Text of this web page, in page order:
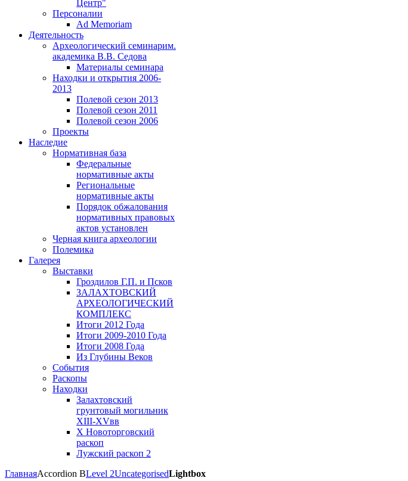
Центр"
Персоналии
Ad Memoriam
Деятельность
Археологический семинарим.
академика В.В. Седова
Материалы семинара
Находки и открытия 2006-
2013
Полевой сезон 2013
Полевой сезон 2011
Полевой сезон 2006
Проекты
Наследие
Нормативная база
Федеральные
нормативные акты
Региональные
нормативные акты
Порядок обжалования
нормативных правовых
актов установлен
Черная книга археологии
Полемика
Галерея
Выставки
Гроздилов Г.П. и Псков
ЗАЛАХТОВСКИЙ
АРХЕОЛОГИЧЕСКИЙ
КОМПЛЕКС
Итоги 2012 Года
Итоги 2009-2010 Года
Итоги 2008 Года
Из Глубины Веков
События
Раскопы
Находки
Залахтовский
грунтовый могильник
XIII-XVвв
X Новоторговский
раскоп
Лужский раскоп 2
ГлавнаяAccordion BLevel 2UncategorisedLightbox